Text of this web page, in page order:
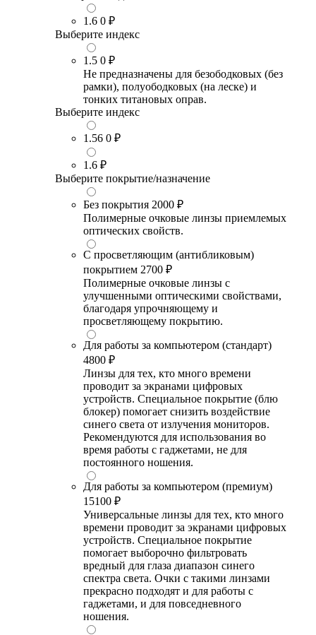
1.6 0 ₽
Выберите индекс
1.5 0 ₽
Не предназначены для безободковых (без
рамки), полуободковых (на леске) и
тонких титановых оправ.
Выберите индекс
1.56 0 ₽
1.6 ₽
Выберите покрытие/назначение
Без покрытия 2000 ₽
Полимерные очковые линзы приемлемых
оптических свойств.
С просветляющим (антибликовым)
покрытием 2700 ₽
Полимерные очковые линзы с
улучшенными оптическими свойствами,
благодаря упрочняющему и
просветляющему покрытию.
Для работы за компьютером (стандарт)
4800 ₽
Линзы для тех, кто много времени
проводит за экранами цифровых
устройств. Специальное покрытие (блю
блокер) помогает снизить воздействие
синего света от излучения мониторов.
Рекомендуются для использования во
время работы с гаджетами, не для
постоянного ношения.
Для работы за компьютером (премиум)
15100 ₽
Универсальные линзы для тех, кто много
времени проводит за экранами цифровых
устройств. Специальное покрытие
помогает выборочно фильтровать
вредный для глаза диапазон синего
спектра света. Очки с такими линзами
прекрасно подходят и для работы с
гаджетами, и для повседневного
ношения.